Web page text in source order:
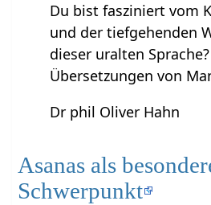
Du bist fasziniert vom
und der tiefgehenden
dieser uralten
Übersetzungen von
Dr phil Oliver Hahn
Asanas als
Schwerpunkt